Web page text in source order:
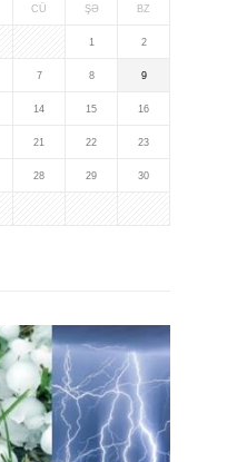
CÜ ŞƏ BZ
1 2
7 8 9
14 15 16
21 22 23
28 29 30